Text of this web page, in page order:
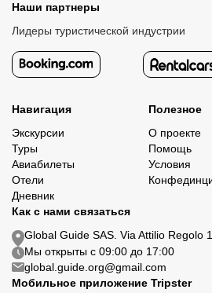
Наши партнеры
Лидеры туристической индустрии
Навигация
Экскурсии
Туры
Авиабилеты
Отели
Дневник
Полезное
О проекте
Помощь
Условия
Как с нами связаться
Global Guide SAS. Via Attilio Regolo
Мы открыты с 09:00 до 17:00
global.guide.org@gmail.com
Мобильное приложение Tripster